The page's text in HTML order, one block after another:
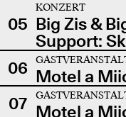
05
KONZERT
Big Zis &
Support:
06 Motel a
07 Motel a